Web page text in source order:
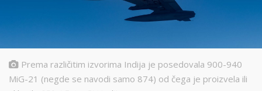
Prema različitim izvorima Indija je posedovala 900-940
MiG-21 (negde se navodi samo 874) od čega je proizvela ili